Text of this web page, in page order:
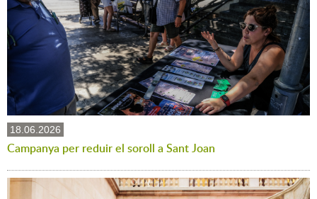
18.06.2026
Campanya per reduir el soroll a Sant Joan